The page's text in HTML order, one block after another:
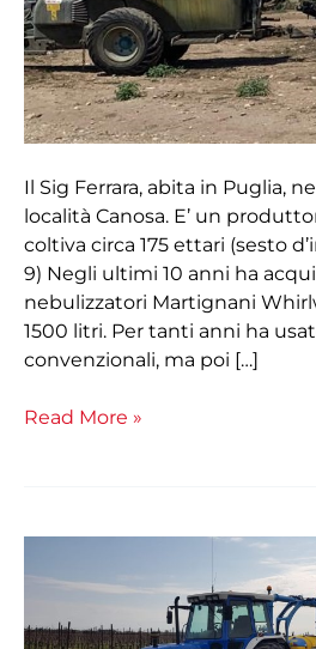
Il Sig Ferrara, abita in Puglia,
località Canosa. E’ un
coltiva circa 175 ettari (sesto
9) Negli ultimi 10 anni ha
nebulizzatori Martignani
1500 litri. Per tanti anni ha
convenzionali, ma poi […]
tratto
30
ettari
di
uliveto
a
Martignani”
Read More »
MOLON:
permettermi